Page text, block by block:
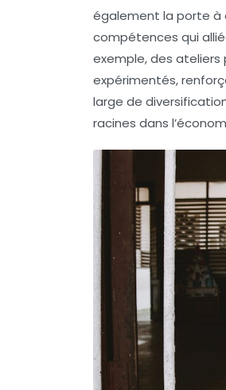
également la porte à
compétences qui
exemple, des
expérimentés,
large de
racines dans